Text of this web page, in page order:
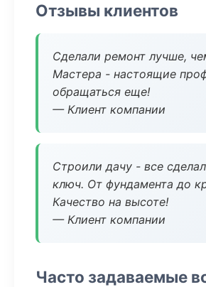
Отзывы клиентов
Сделали ремонт лучше,
Мастера - настоящие
обращаться еще!
— Клиент компании
Строили дачу - все
ключ. От фундамента до
Качество на высоте!
— Клиент компании
Часто задаваемые